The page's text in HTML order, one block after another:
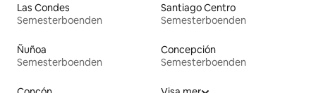
Las Condes
Semesterboenden
Santiago Centro
Semesterboenden
Ñuñoa
Semesterboenden
Concepción
Semesterboenden